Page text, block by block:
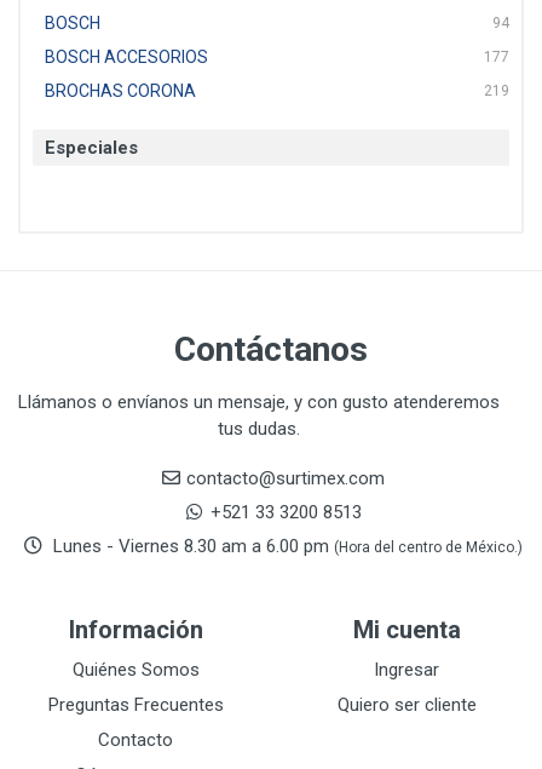
BOSCH 94
BOSCH ACCESORIOS 177
BROCHAS CORONA 219
CAT
CRAFTSMAN 77
DEWALT ACCESORIOS
DEWALT HTA.MANUAL
DREMEL
E-Z WELD
Especiales
Contáctanos
Llámanos o envíanos un mensaje, y con gusto atenderemos
tus dudas.
contacto@surtimex.com
+521 33 3200 8513
Lunes - Viernes 8.30 am a 6.00 pm (Hora del centro de México.)
Información
Quiénes Somos
Preguntas Frecuentes
Contacto
Mi cuenta
Ingresar
Quiero ser cliente